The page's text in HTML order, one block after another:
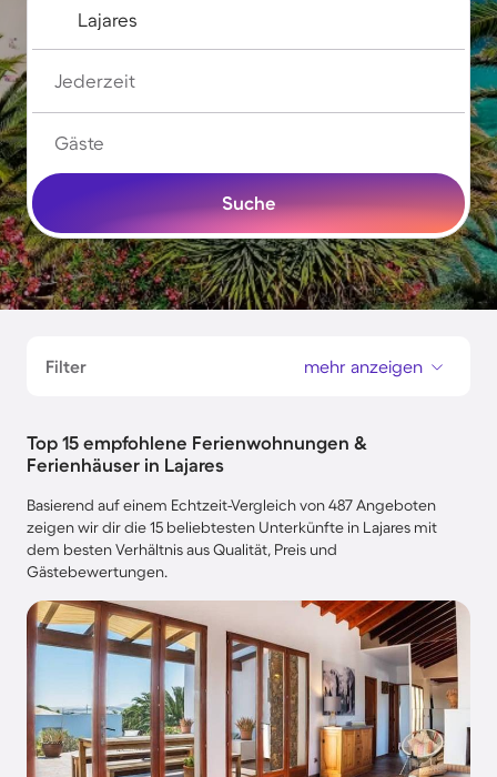
Jederzeit
Gäste
Suche
Filter mehr anzeigen
Top 15 empfohlene Ferienwohnungen &
Ferienhäuser in Lajares
Basierend auf einem Echtzeit-Vergleich von 487 Angeboten
zeigen wir dir die 15 beliebtesten Unterkünfte in Lajares mit
dem besten Verhältnis aus Qualität, Preis und
Gästebewertungen.